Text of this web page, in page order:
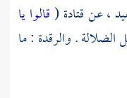
،عنقتادة (قالوا يا
. والرقدة : ما